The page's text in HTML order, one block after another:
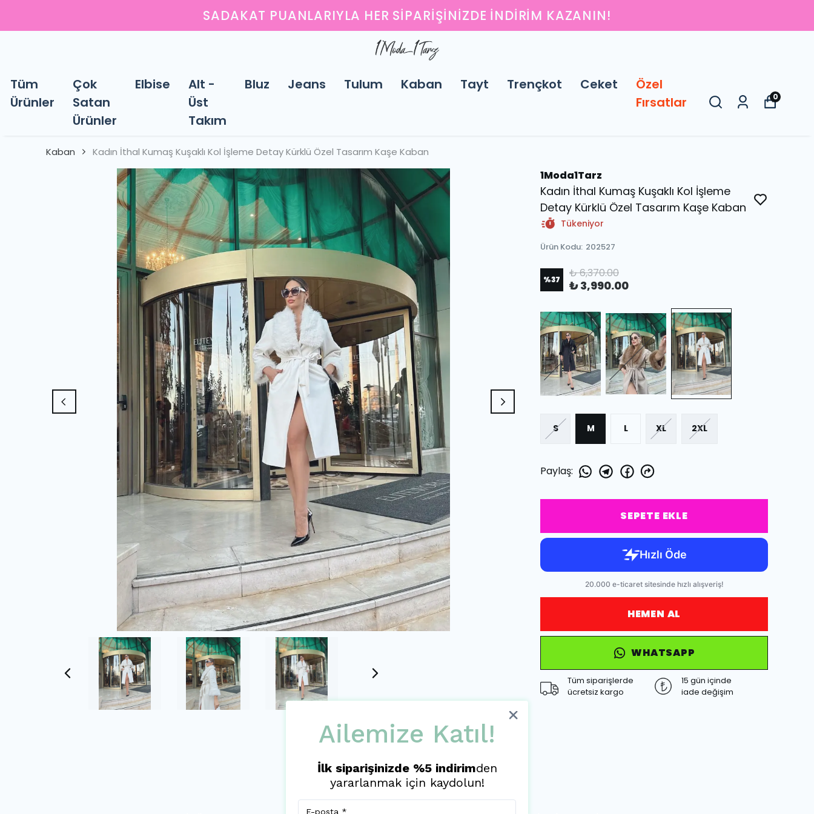
YENI SEZONUN EN ŞIK PARÇALARINI KEŞFEDIN
Tüm
Ürünler
Çok
Satan
Ürünler
Elbise
Alt -
Üst
Takım
Bluz Jeans Tulum Kaban Tayt Trençkot Ceket
Özel
Fırsatlar
0
Kaban Kadın İthal Kumaş Kuşaklı Kol İşleme Detay Kürklü Özel Tasarım Kaşe Kaban
1Moda1Tarz
Kadın İthal Kumaş Kuşaklı Kol İşleme
Detay Kürklü Özel Tasarım Kaşe Kaban
Tükeniyor
Ürün Kodu: 202527
%37 ₺ 6,370.00
₺ 3,990.00
S M L XL 2XL
Paylaş:
SEPETE EKLE
HEMEN AL
WHATSAPP
Tüm siparişlerde
ücretsiz kargo
15 gün içinde
iade değişim
Ürün Açıklaması
Ailemize Katıl!
İlk siparişinizde %5 indirimden
yararlanmak için kaydolun!